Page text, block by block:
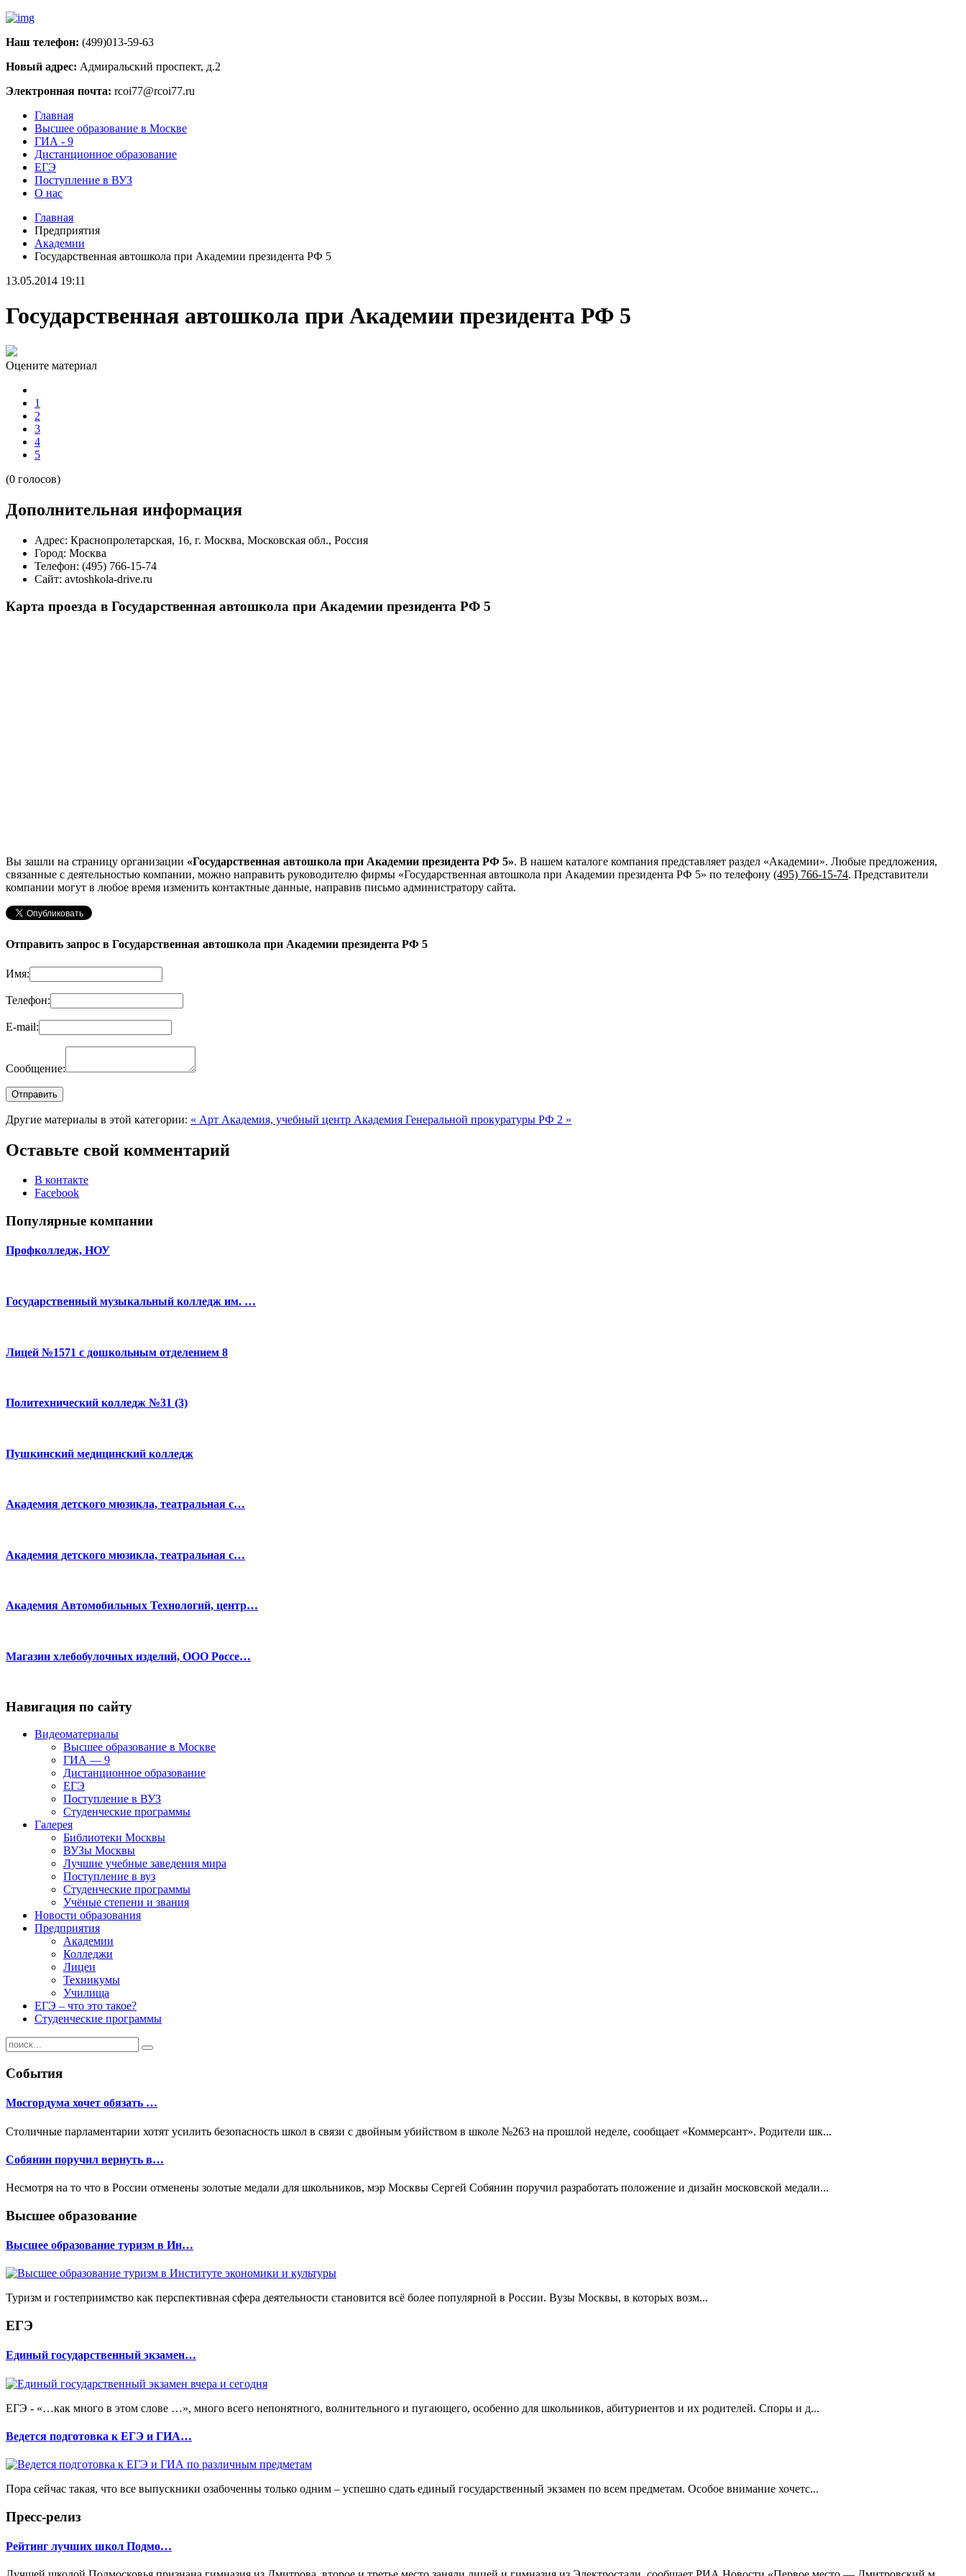
Наш телефон: (499)013-59-63
Новый адрес: Адмиральский проспект, д.2
Электронная почта: rcoi77@rcoi77.ru
Главная
Высшее образование в Москве
ГИА - 9
Дистанционное образование
ЕГЭ
Поступление в ВУЗ
О нас
Главная
Предприятия
Академии
Государственная автошкола при Академии президента РФ 5
13.05.2014 19:11
Государственная автошкола при Академии президента РФ 5
Оцените материал
1
2
3
4
5
(0 голосов)
Дополнительная информация
Адрес: Краснопролетарская, 16, г. Москва, Московская обл., Россия
Город: Москва
Телефон: (495) 766-15-74
Сайт: avtoshkola-drive.ru
Карта проезда в Государственная автошкола при Академии президента РФ 5
Вы зашли на страницу организации «Государственная автошкола при Академии президента РФ 5». В нашем каталоге компания представляет раздел «Академии». Любые предложения,
связанные с деятельностью компании, можно направить руководителю фирмы «Государственная автошкола при Академии президента РФ 5» по телефону (495) 766-15-74. Представители
компании могут в любое время изменить контактные данные, направив письмо администратору сайта.
Отправить запрос в Государственная автошкола при Академии президента РФ 5
Имя:
Телефон:
E-mail:
Сообщение:
Другие материалы в этой категории: « Арт Академия, учебный центр Академия Генеральной прокуратуры РФ 2 »
Оставьте свой комментарий
В контакте
Facebook
Популярные компании
Профколледж, НОУ
Государственный музыкальный колледж им. …
Лицей №1571 с дошкольным отделением 8
Политехнический колледж №31 (3)
Пушкинский медицинский колледж
Академия детского мюзикла, театральная с…
Академия детского мюзикла, театральная с…
Академия Автомобильных Технологий, центр…
Магазин хлебобулочных изделий, ООО Россе…
Навигация по сайту
Видеоматериалы
Высшее образование в Москве
ГИА — 9
Дистанционное образование
ЕГЭ
Поступление в ВУЗ
Студенческие программы
Галерея
Библиотеки Москвы
ВУЗы Москвы
Лучшие учебные заведения мира
Поступление в вуз
Студенческие программы
Учёные степени и звания
Новости образования
Предприятия
Академии
Колледжи
Лицеи
Техникумы
Училища
ЕГЭ – что это такое?
Студенческие программы
События
Мосгордума хочет обязать …
Столичные парламентарии хотят усилить безопасность школ в связи с двойным убийством в школе №263 на прошлой неделе, сообщает «Коммерсант». Родители шк...
Собянин поручил вернуть в…
Несмотря на то что в России отменены золотые медали для школьников, мэр Москвы Сергей Собянин поручил разработать положение и дизайн московской медали...
Высшее образование
Высшее образование туризм в Ин…
Туризм и гостеприимство как перспективная сфера деятельности становится всё более популярной в России. Вузы Москвы, в которых возм...
ЕГЭ
Единый государственный экзамен…
ЕГЭ - «…как много в этом слове …», много всего непонятного, волнительного и пугающего, особенно для школьников, абитуриентов и их родителей. Споры и д...
Ведется подготовка к ЕГЭ и ГИА…
Пора сейчас такая, что все выпускники озабоченны только одним – успешно сдать единый государственный экзамен по всем предметам. Особое внимание хочетс...
Пресс-релиз
Рейтинг лучших школ Подмо…